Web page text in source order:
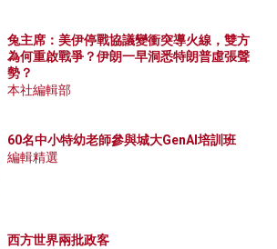
兔主席：美伊停戰協議變衝突導火線，雙方
為何重啟戰爭？伊朗一早洞悉特朗普虛張聲
勢？
本社編輯部
60名中小特幼老師參與城大GenAI培訓班
編輯精選
西方世界兩批政客